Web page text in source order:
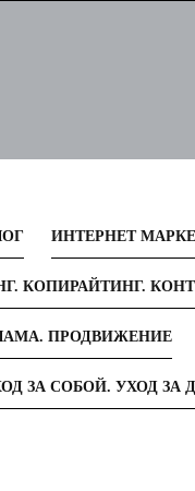
ИНТЕРНЕТ
КОПИРАЙТИНГ.
ПРОДВИЖЕНИЕ
ЗА СОБОЙ. УХОД ЗА